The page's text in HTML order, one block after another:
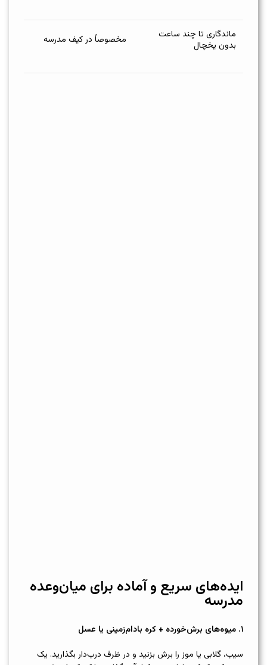
ماندگاری تا چند ساعت
بدون یخچال
مخصوصاً در کیف مدرسه
ایده‌های سریع و آماده برای میان‌وعده
مدرسه
۱. میوه‌های برش‌خورده + کره بادام‌زمینی یا عسل
سیب، گلابی یا موز را برش بزنید و در ظرف درب‌دار بگذارید. یک